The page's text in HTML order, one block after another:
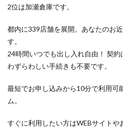
2位は加瀬倉庫です。
都内に339店舗を展開。あなたのお
す。
24時間いつでも出し入れ自由！ 契約
わずらわしい手続きも不要です。
最短でお申し込みから10分で利用可
ム。
すぐに利用したい方はWEBサイトや